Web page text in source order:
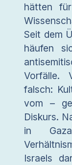
hätten
Seit dem
häufen
Vorfälle.
falsch:
vom –
Diskurs.
in
Israels